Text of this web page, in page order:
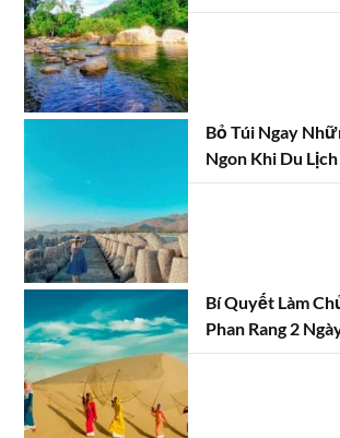
Bỏ Túi Ngay
Ngon Khi Du
Bí Quyết Làm
Phan Rang 2